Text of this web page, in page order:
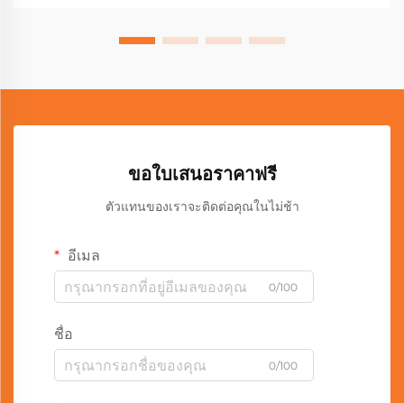
ขอใบเสนอราคาฟรี
ตัวแทนของเราจะติดต่อคุณในไม่ช้า
อีเมล
0/100
ชื่อ
0/100